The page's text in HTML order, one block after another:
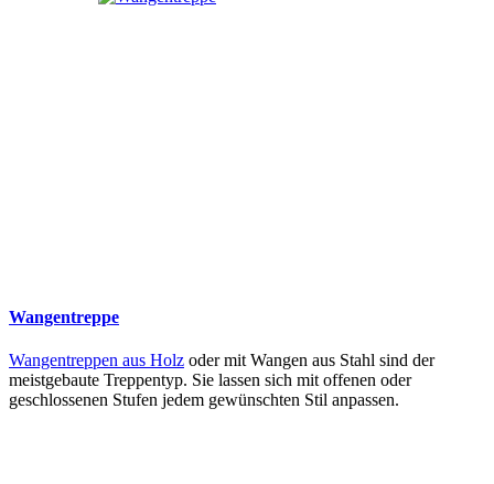
Wangentreppe
Wangentreppen aus Holz oder mit Wangen aus Stahl sind der
meistgebaute Treppentyp. Sie lassen sich mit offenen oder
geschlossenen Stufen jedem gewünschten Stil anpassen.